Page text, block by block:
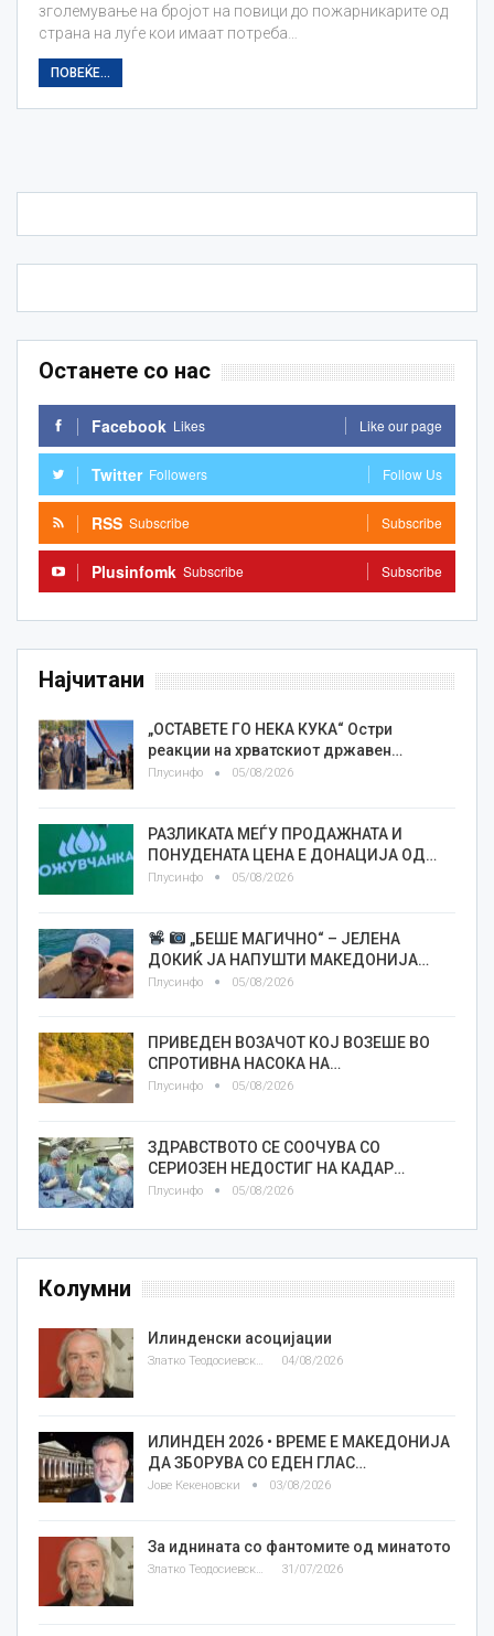
зголемување на бројот на повици до пожарникарите од
страна на луѓе кои имаат потреба…
ПОВЕЌЕ...
Останете со нас
Facebook Likes Like our page
Twitter Followers Follow Us
RSS Subscribe Subscribe
Plusinfomk Subscribe Subscribe
Најчитани
„ОСТАВЕТЕ ГО НЕКА КУКА“ Остри
реакции на хрватскиот државен…
Плусинфо 05/08/2026
РАЗЛИКАТА МЕЃУ ПРОДАЖНАТА И
ПОНУДЕНАТА ЦЕНА Е ДОНАЦИЈА ОД…
Плусинфо 05/08/2026
„БЕШЕ МАГИЧНО“ – ЈЕЛЕНА
ДОКИЌ ЈА НАПУШТИ МАКЕДОНИЈА…
Плусинфо 05/08/2026
ПРИВЕДЕН ВОЗАЧОТ КОЈ ВОЗЕШЕ ВО
СПРОТИВНА НАСОКА НА…
Плусинфо 05/08/2026
ЗДРАВСТВОТО СЕ СООЧУВА СО
СЕРИОЗЕН НЕДОСТИГ НА КАДАР…
Плусинфо 05/08/2026
Колумни
Илинденски асоцијации
04/08/2026
ИЛИНДЕН 2026 • ВРЕМЕ Е МАКЕДОНИЈА
ДА ЗБОРУВА СО ЕДЕН ГЛАС…
Јове Кекеновски 03/08/2026
За иднината со фантомите од минатото
Златко Теодосиевски 31/07/2026